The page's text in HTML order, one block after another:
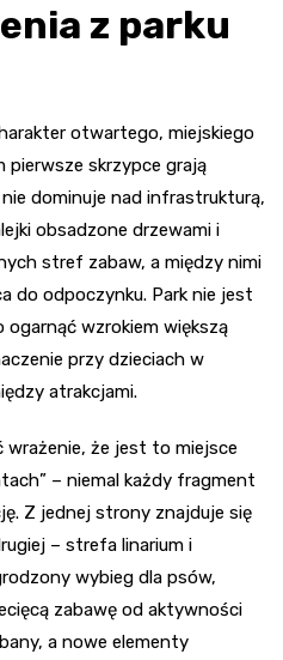
z parku
otwartego, miejskiego
pierwsze skrzypce grają
dominuje nad infrastrukturą,
obsadzone drzewami i
stref zabaw, a między nimi
do odpoczynku. Park nie jest
ogarnąć wzrokiem większą
przy dzieciach w
atrakcjami.
wrażenie, że jest to miejsce
– niemal każdy fragment
Z jednej strony znajduje się
– strefa linarium i
wybieg dla psów,
zabawę od aktywności
a nowe elementy